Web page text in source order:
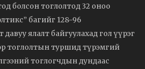
болсон тоглолтод 32 оноо
багийг 128-96
давуу ялалт байгуулахад гол үүрэг
тоглолтын туршид түрэмгий
тоглогчдын дундаас